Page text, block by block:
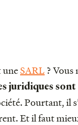
uneSARL? Vous
juridiques
Pourtant, il
Et il faut